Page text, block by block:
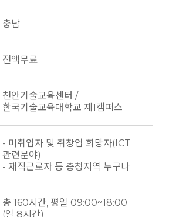
충남
전액무료
천안기술교육센터 /
한국기술교육대학교 제1캠퍼스
- 미취업자 및 취창업 희망자(ICT
관련분야)
- 재직근로자 등 충청지역 누구나
총 160시간, 평일 09:00~18:00
(일 8시간)